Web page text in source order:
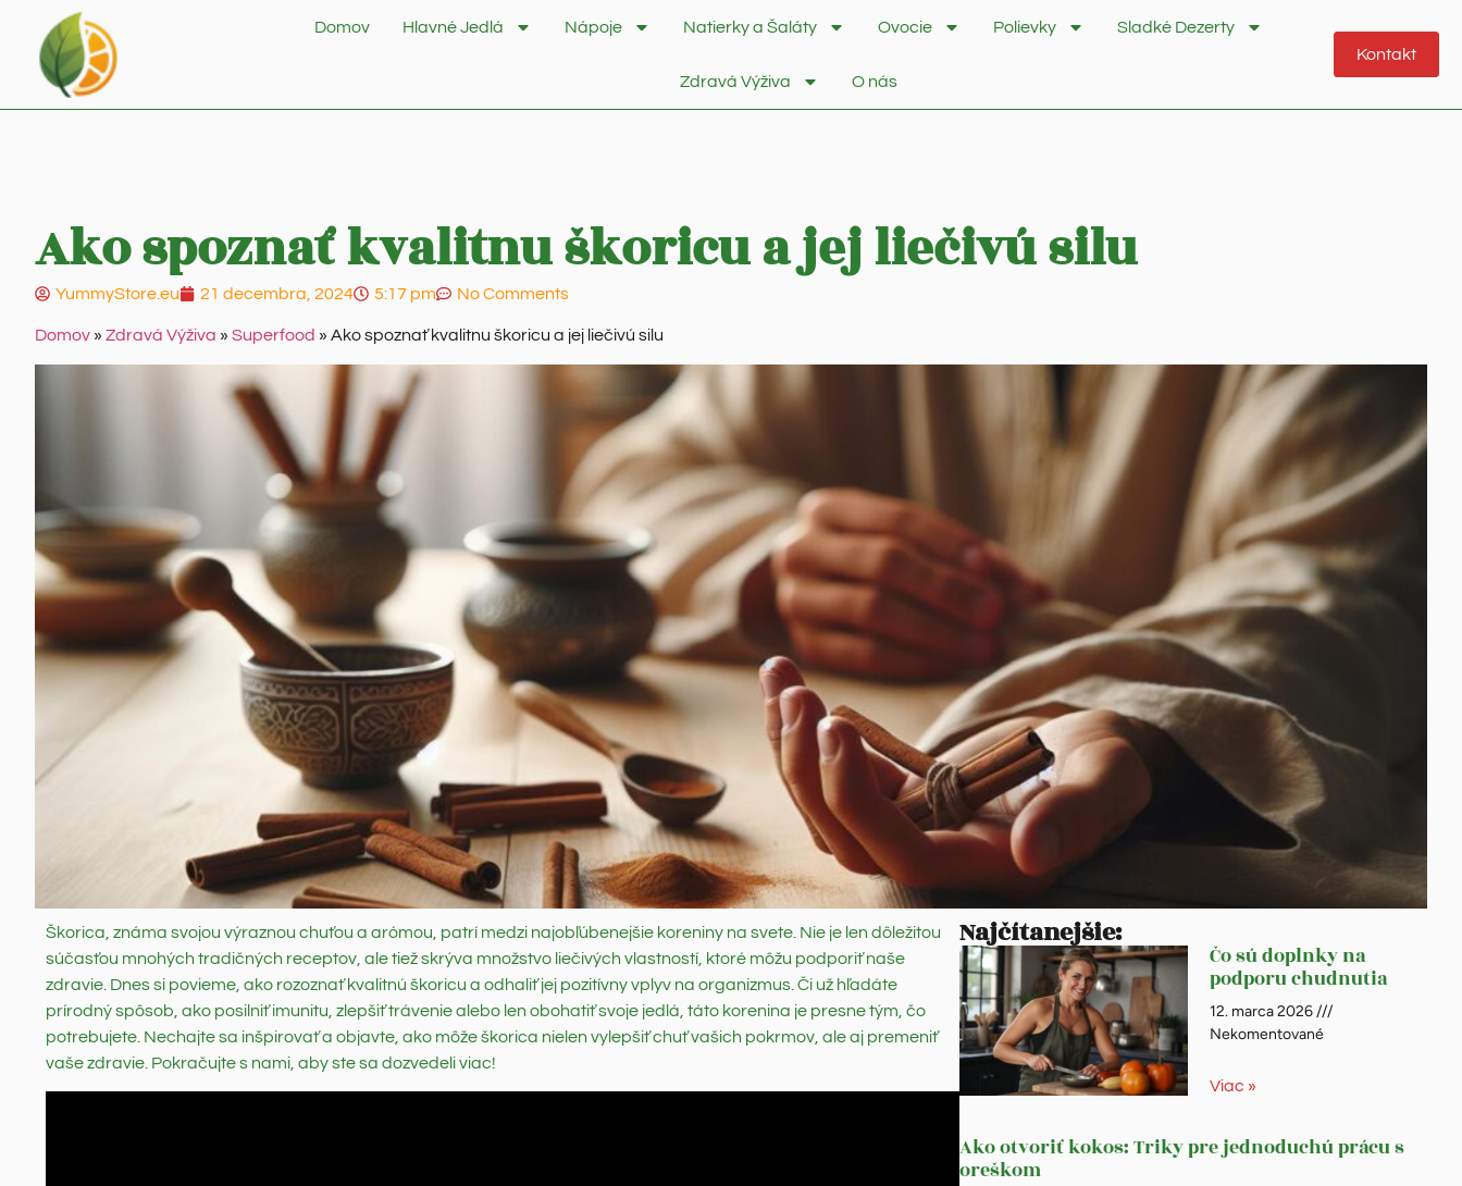
Domov Hlavné Jedlá Nápoje Natierky a Šaláty Ovocie Polievky Sladké Dezerty
Zdravá Výživa O nás
Kontakt
Ako spoznať kvalitnu škoricu a jej liečivú silu
YummyStore.eu 21 decembra, 2024 5:17 pm No Comments
Domov » Zdravá Výživa » Superfood » Ako spoznať kvalitnu škoricu a jej liečivú silu
Škorica, známa svojou výraznou chuťou a arómou, patrí medzi najobľúbenejšie koreniny na svete. Nie je len dôležitou
súčasťou mnohých tradičných receptov, ale tiež skrýva množstvo liečivých vlastností, ktoré môžu podporiť naše
zdravie. Dnes si povieme, ako rozoznať kvalitnú škoricu a odhaliť jej pozitívny vplyv na organizmus. Či už hľadáte
prírodný spôsob, ako posilniť imunitu, zlepšiť trávenie alebo len obohatiť svoje jedlá, táto korenina je presne tým, čo
potrebujete. Nechajte sa inšpirovať a objavte, ako môže škorica nielen vylepšiť chuť vašich pokrmov, ale aj premeniť
vaše zdravie. Pokračujte s nami, aby ste sa dozvedeli viac!
Najčítanejšie:
Čo sú doplnky na
podporu chudnutia
12. marca 2026
Nekomentované
Viac »
Ako otvoriť kokos: Triky pre jednoduchú prácu s
oreškom